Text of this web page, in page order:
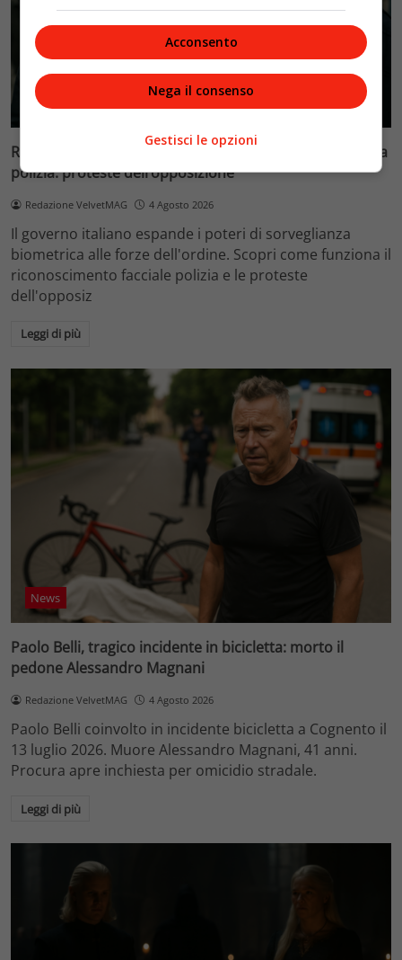
Politica
Riconoscimento facciale, il governo accelera i poteri alla
polizia: proteste dell’opposizione
Redazione VelvetMAG 4 Agosto 2026
Il governo italiano espande i poteri di sorveglianza
biometrica alle forze dell'ordine. Scopri come funziona il
riconoscimento facciale polizia e le proteste
dell'opposiz
Leggi di più
News
Paolo Belli, tragico incidente in bicicletta: morto il
pedone Alessandro Magnani
Redazione VelvetMAG 4 Agosto 2026
Paolo Belli coinvolto in incidente bicicletta a Cognento il
13 luglio 2026. Muore Alessandro Magnani, 41 anni.
Procura apre inchiesta per omicidio stradale.
Leggi di più
Acconsento
Nega il consenso
Gestisci le opzioni